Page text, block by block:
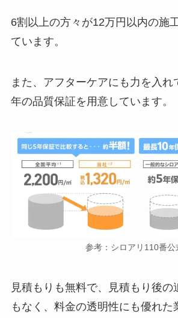
6割以上の方々が12万円以内の施
ています。
また、アフターケアにも力を入れ
年の品質保証を用意しています。
参考：シロアリ110番公
見積もりも無料で、見積もり後の
もなく、料金の透明性にも優れた